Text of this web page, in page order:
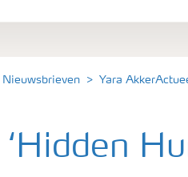
Nieuwsbrieven Yara
‘Hidden